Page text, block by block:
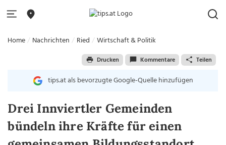
Home Nachrichten Ried Wirtschaft & Politik
Drucken Kommentare Teilen
tips.at als bevorzugte Google-Quelle hinzufügen
Drei Innviertler Gemeinden
bündeln ihre Kräfte für einen